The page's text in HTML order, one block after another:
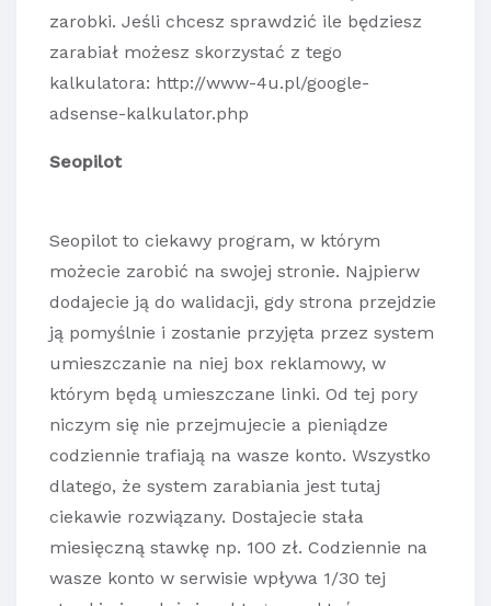
zarobki. Jeśli chcesz sprawdzić ile będziesz
zarabiał możesz skorzystać z tego
kalkulatora: http://www-4u.pl/google-
adsense-kalkulator.php
Seopilot
Seopilot to ciekawy program, w którym
możecie zarobić na swojej stronie. Najpierw
dodajecie ją do walidacji, gdy strona przejdzie
ją pomyślnie i zostanie przyjęta przez system
umieszczanie na niej box reklamowy, w
którym będą umieszczane linki. Od tej pory
niczym się nie przejmujecie a pieniądze
codziennie trafiają na wasze konto. Wszystko
dlatego, że system zarabiania jest tutaj
ciekawie rozwiązany. Dostajecie stała
miesięczną stawkę np. 100 zł. Codziennie na
wasze konto w serwisie wpływa 1/30 tej